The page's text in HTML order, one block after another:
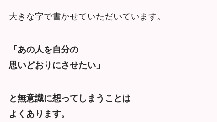
大きな字で書かせていただいています。
「あの人を自分の
思いどおりにさせたい」
と無意識に想ってしまうことは
よくあります。